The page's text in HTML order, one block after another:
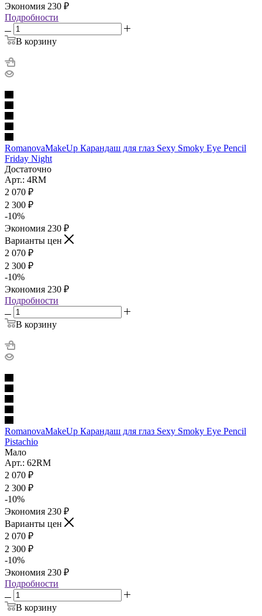
Экономия 230 ₽
Подробности
В корзину
RomanovaMakeUp Карандаш для глаз Sexy Smoky Eye Pencil
Friday Night
Достаточно
Арт.: 4RM
2 070 ₽
2 300 ₽
-10%
Экономия 230 ₽
Варианты цен
2 070 ₽
2 300 ₽
-10%
Экономия 230 ₽
Подробности
В корзину
RomanovaMakeUp Карандаш для глаз Sexy Smoky Eye Pencil
Pistachio
Мало
Арт.: 62RM
2 070 ₽
2 300 ₽
-10%
Экономия 230 ₽
Варианты цен
2 070 ₽
2 300 ₽
-10%
Экономия 230 ₽
Подробности
В корзину